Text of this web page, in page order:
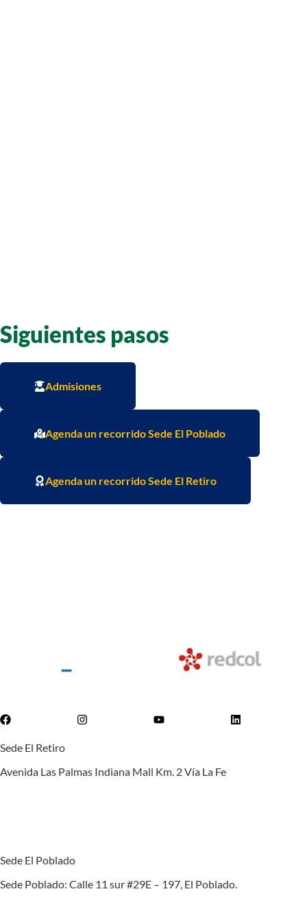
Siguientes pasos
Admisiones
Agenda un recorrido Sede El Poblado
Agenda un recorrido Sede El Retiro
Sede El Retiro
Avenida Las Palmas Indiana Mall Km. 2 Vía La Fe
Sede El Poblado
Sede Poblado: Calle 11 sur #29E – 197, El Poblado.